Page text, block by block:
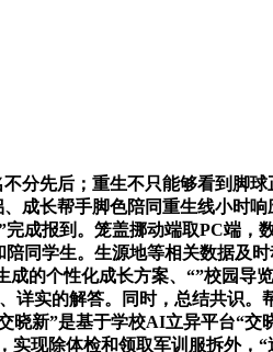
分先后；重生不只能够看到脚球
成长帮手脚色陪同重生线小时
成报到。笼盖挪动端取PC端，
同学生。生源地等相关数据及时
的个性化成长方案、“”校园导
详实的解答。同时，总结共识。
晓新”是基于学校AI立异平台“交
现除体检和领取军训服拆外，“